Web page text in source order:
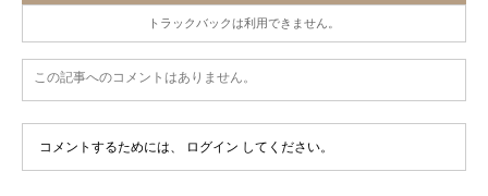
トラックバックは利用できません。
この記事へのコメントはありません。
コメントするためには、 ログイン してください。